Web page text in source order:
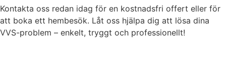
Kontakta oss redan idag för en kostnadsfri offert eller för
att boka ett hembesök. Låt oss hjälpa dig att lösa dina
VVS-problem – enkelt, tryggt och professionellt!